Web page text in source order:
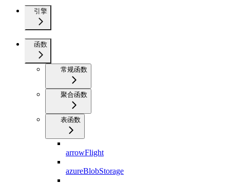
引擎
函数
常规函数
聚合函数
表函数
arrowFlight
azureBlobStorage